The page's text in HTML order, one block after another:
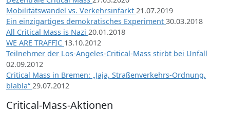
Mobilitätswandel vs. Verkehrsinfarkt 21.07.2019
Ein einzigartiges demokratisches Experiment 30.03.2018
All Critical Mass is Nazi 20.01.2018
WE ARE TRAFFIC 13.10.2012
Teilnehmer der Los-Angeles-Critical-Mass stirbt bei Unfall
02.09.2012
Critical Mass in Bremen: „Jaja, Straßenverkehrs-Ordnung,
blabla“ 29.07.2012
Critical-Mass-Aktionen